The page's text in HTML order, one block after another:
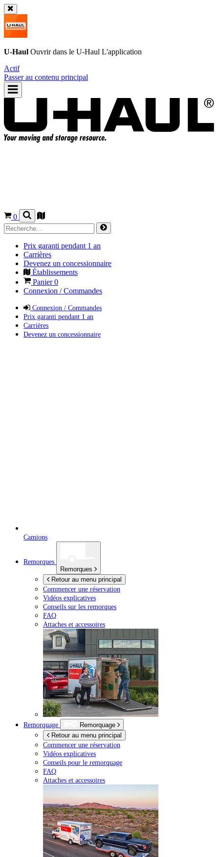
U-Haul Ouvrir dans le U-Haul L'application
Actif
Passer au contenu principal
0
Prix garanti pendant 1 an
Carrières
Devenez un concessionnaire
Établissements
Panier0
Connexion / Commandes
Connexion / Commandes
Prix garanti pendant 1 an
Carrières
Devenez un concessionnaire
Camions
Remorques
Remorques
Retour au menu principal
Commencer une réservation
Vidéos explicatives
Conseils sur les remorques
FAQ
Attaches et accessoires
Remorquage
Remorquage
Retour au menu principal
Commencer une réservation
Vidéos explicatives
Conseils pour le remorquage
FAQ
Attaches et accessoires